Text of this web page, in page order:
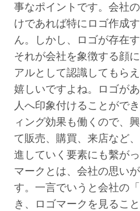
事なポイントです。会社
けであれば特にロゴ作成
ん。しかし、ロゴが存在
それが会社を象徴する顔
アルとして認識してもら
嬉しいですよね。ロゴが
人へ印象付けることがで
ィング効果も働くので、
て販売、購買、来店など
進していく要素にも繫が
マークとは、会社の思い
す。一言でいうと会社の
き、ロゴマークを見るこ